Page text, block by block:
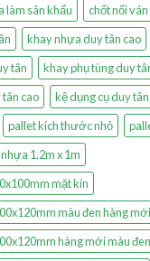
làm sân khấu
chốt nối
khay nhựa duy tân cao
tân
khay phụ tùng duy
cao
kệ dụng cụ duy
pallet kích thước nhỏ
1.2m x 1m
mặt kín
màu đen hàng mới
hàng mới màu đen